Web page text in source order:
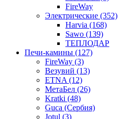
FireWay
Электрические (352)
Harvia (168)
Sawo (139)
ТЕПЛОДАР
Печи-камины (127)
FireWay (3)
Везувий (13)
ETNA (12)
МетаБел (26)
Kratki (48)
Guca (Сербия)
Jotul (3)